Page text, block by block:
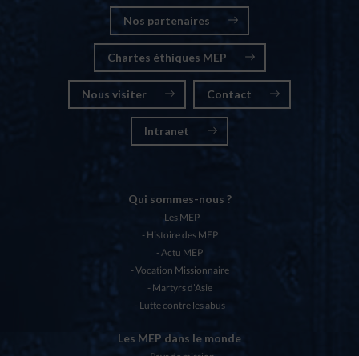
Nos partenaires
Chartes éthiques MEP
Nous visiter Contact
Intranet
Qui sommes-nous ?
Les MEP
Histoire des MEP
Actu MEP
Vocation Missionnaire
Martyrs d’Asie
Lutte contre les abus
Les MEP dans le monde